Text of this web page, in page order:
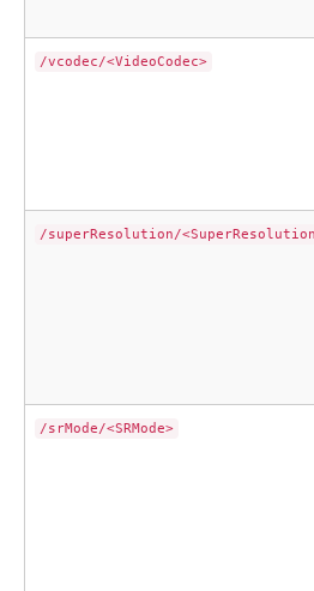
/vcodec/<VideoCodec>
/superResolution/
/srMode/<SRMode>